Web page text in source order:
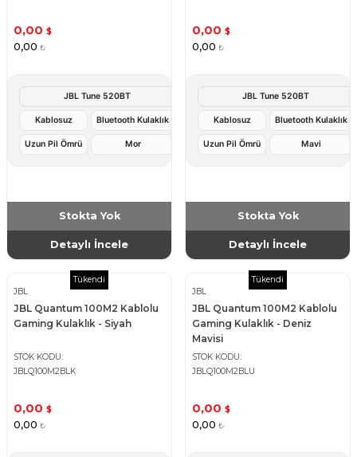
0,00 $
0,00 ₺
JBL Tune 520BT
Kablosuz Bluetooth Kulaklık
Uzun Pil Ömrü Mor
Stokta Yok
Detaylı İncele
0,00 $
0,00 ₺
JBL Tune 520BT
Kablosuz Bluetooth Kulaklık
Uzun Pil Ömrü Mavi
Stokta Yok
Detaylı İncele
Tükendi
JBL
JBL Quantum 100M2 Kablolu
Gaming Kulaklık - Siyah
STOK KODU
JBLQ100M2BLK
0,00 $
0,00 ₺
Tükendi
JBL
JBL Quantum 100M2 Kablolu
Gaming Kulaklık - Deniz
Mavisi
STOK KODU
JBLQ100M2BLU
0,00 $
0,00 ₺